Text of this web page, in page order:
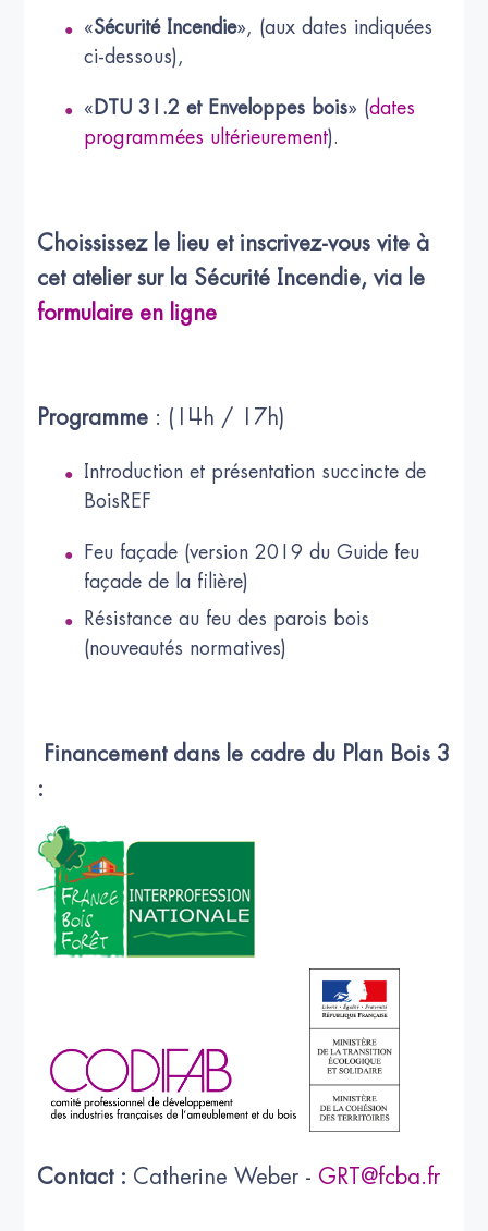
«Sécurité Incendie», (aux dates indiquées
ci-dessous),
« DTU 31.2 et Enveloppes bois» (dates
programmées ultérieurement).
Choississez le lieu et inscrivez-vous vite à
cet atelier sur la Sécurité Incendie, via le
formulaire en ligne
Programme : (14h / 17h)
Introduction et présentation succincte de
BoisREF
Feu façade (version 2019 du Guide feu
façade de la filière)
Résistance au feu des parois bois
(nouveautés normatives)
Financement dans le cadre du Plan Bois 3
:
Contact : Catherine Weber - GRT@fcba.fr